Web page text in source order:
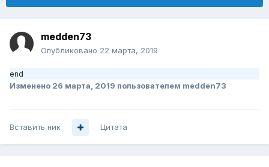
medden73
Опубликовано 22 марта, 2019
end
Изменено 26 марта, 2019 пользователем medden73
Вставить ник Цитата